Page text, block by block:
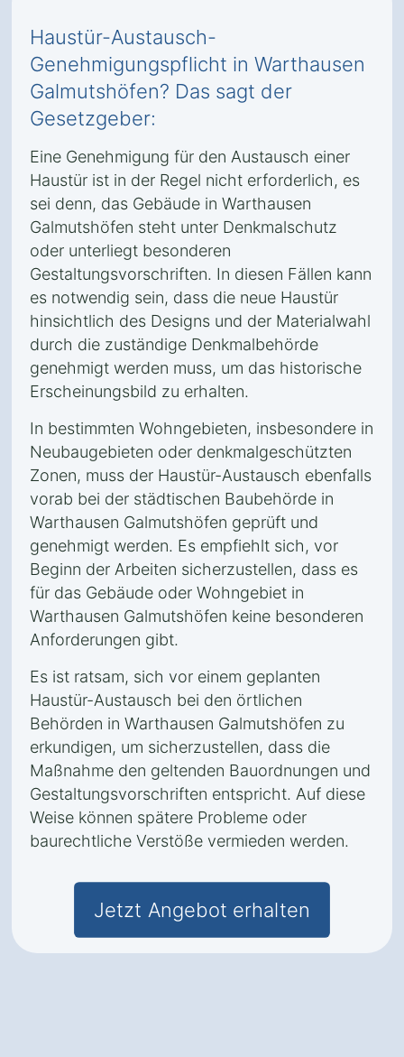
Haustür-Austausch-
Genehmigungspflicht in Warthausen
Galmutshöfen? Das sagt der
Gesetzgeber:
Eine Genehmigung für den Austausch einer
Haustür ist in der Regel nicht erforderlich, es
sei denn, das Gebäude in Warthausen
Galmutshöfen steht unter Denkmalschutz
oder unterliegt besonderen
Gestaltungsvorschriften. In diesen Fällen kann
es notwendig sein, dass die neue Haustür
hinsichtlich des Designs und der Materialwahl
durch die zuständige Denkmalbehörde
genehmigt werden muss, um das historische
Erscheinungsbild zu erhalten.
In bestimmten Wohngebieten, insbesondere in
Neubaugebieten oder denkmalgeschützten
Zonen, muss der Haustür-Austausch ebenfalls
vorab bei der städtischen Baubehörde in
Warthausen Galmutshöfen geprüft und
genehmigt werden. Es empfiehlt sich, vor
Beginn der Arbeiten sicherzustellen, dass es
für das Gebäude oder Wohngebiet in
Warthausen Galmutshöfen keine besonderen
Anforderungen gibt.
Es ist ratsam, sich vor einem geplanten
Haustür-Austausch bei den örtlichen
Behörden in Warthausen Galmutshöfen zu
erkundigen, um sicherzustellen, dass die
Maßnahme den geltenden Bauordnungen und
Gestaltungsvorschriften entspricht. Auf diese
Weise können spätere Probleme oder
baurechtliche Verstöße vermieden werden.
Jetzt Angebot erhalten